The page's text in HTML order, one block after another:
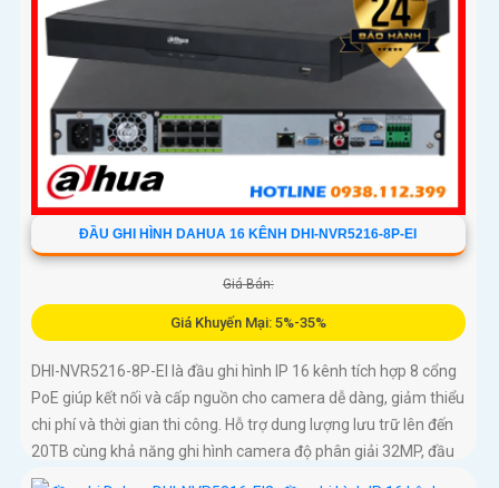
ĐẦU GHI HÌNH DAHUA 16 KÊNH DHI-NVR5216-8P-EI
Giá Bán:
Giá Khuyến Mại: 5%-35%
DHI-NVR5216-8P-EI là đầu ghi hình IP 16 kênh tích hợp 8 cổng
PoE giúp kết nối và cấp nguồn cho camera dễ dàng, giảm thiểu
chi phí và thời gian thi công. Hỗ trợ dung lượng lưu trữ lên đến
20TB cùng khả năng ghi hình camera độ phân giải 32MP, đầu
ghi mang đến chất lượng hình ảnh siêu nét và khả năng lưu trữ